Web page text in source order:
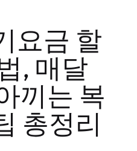
요금 할
, 매달
끼는 복
총정리